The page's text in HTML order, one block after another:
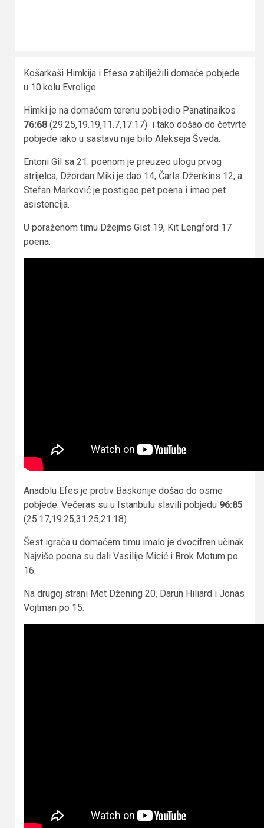
Košarkaši Himkija i Efesa zabilježili domaće pobjede
u 10.kolu Evrolige.
Himki je na domaćem terenu pobijedio Panatinaikos
76:68 (29:25,19.19,11.7,17:17) i tako došao do četvrte
pobjede iako u sastavu nije bilo Alekseja Šveda.
Entoni Gil sa 21. poenom je preuzeo ulogu prvog
strijelca, Džordan Miki je dao 14, Čarls Dženkins 12, a
Stefan Marković je postigao pet poena i imao pet
asistencija.
U poraženom timu Džejms Gist 19, Kit Lengford 17
poena.
Anadolu Efes je protiv Baskonije došao do osme
pobjede. Večeras su u Istanbulu slavili pobjedu 96:85
(25.17,19:25,31:25,21:18).
Šest igrača u domaćem timu imalo je dvocifren učinak.
Najviše poena su dali Vasilije Micić i Brok Motum po
16.
Na drugoj strani Met Džening 20, Darun Hiliard i Jonas
Vojtman po 15.